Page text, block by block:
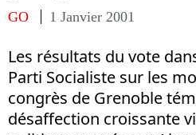
GO 1 Janvier 2001
Les résultats du vote
Parti Socialiste sur les
congrès de Grenoble
désaffection croissante